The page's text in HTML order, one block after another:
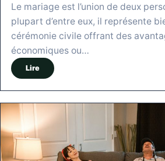
Le mariage est l’union de deux
plupart d’entre eux, il représente
cérémonie civile offrant des
économiques ou…
Lire